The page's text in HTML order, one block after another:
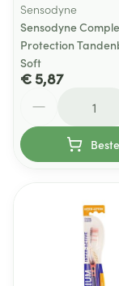
Sensodyne
Sensodyne
Protection
Soft
€ 5,87